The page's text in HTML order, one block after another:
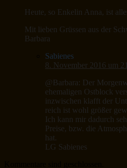
Heute, so Enkelin Anna, ist
Mit lieben Grüssen aus der
Barbara
Sabienes
8. November 2016 um
@Barbara: Der
ehemaligen Ostblock
inzwischen klafft der
reich ist wohl größer
Ich kann mir dadurch
Preise, bzw. die
hat.
LG Sabienes